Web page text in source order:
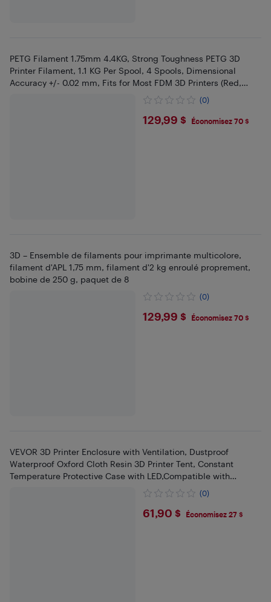
PETG Filament 1.75mm 4.4KG, Strong Toughness PETG 3D
Printer Filament, 1.1 KG Per Spool, 4 Spools, Dimensional
Accuracy +/- 0.02 mm, Fits for Most FDM 3D Printers (Red,
(0)
$129.99
129,99 $ Économisez 70 $
3D – Ensemble de filaments pour imprimante multicolore,
filament d'APL 1,75 mm, filament d'2 kg enroulé proprement,
bobine de 250 g, paquet de 8
(0)
$129.99
129,99 $ Économisez 70 $
VEVOR 3D Printer Enclosure with Ventilation, Dustproof
Waterproof Oxford Cloth Resin 3D Printer Tent, Constant
Temperature Protective Case with LED,Compatible with
(0)
$61.9
61,90 $ Économisez 27 $